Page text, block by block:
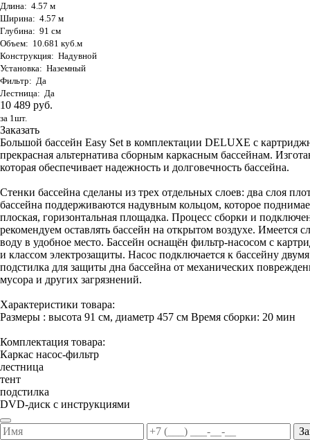
Длина: 4.57 м
Ширина: 4.57 м
Глубина: 91 см
Объем: 10.681 куб.м
Конструкция: Надувной
Установка: Наземный
Фильтр: Да
Лестница: Да
10 489 руб.
за 1шт.
Заказать
Большой бассейн Easy Set в комплектации DELUXE с
прекрасная альтернатива сборным каркасным бассейнам.
которая обеспечивает надежность и долговечность бассейна.
Стенки бассейна сделаны из трех отдельных слоев: два слоя
бассейна поддерживаются надувным кольцом, которое
плоская, горизонтальная площадка. Процесс сборки и
рекомендуем оставлять бассейн на открытом воздухе.
воду в удобное место. Бассейн оснащён фильтр-насосом с
и классом электрозащиты. Насос подключается к бассейну
подстилка для защиты дна бассейна от механических
мусора и других загрязнений.
Характеристики товара:
Размеры : высота 91 см, диаметр 457 см Время сборки: 20 мин
Комплектация товара:
Каркас насос-фильтр
лестница
тент
подстилка
DVD-диск с инструкциями